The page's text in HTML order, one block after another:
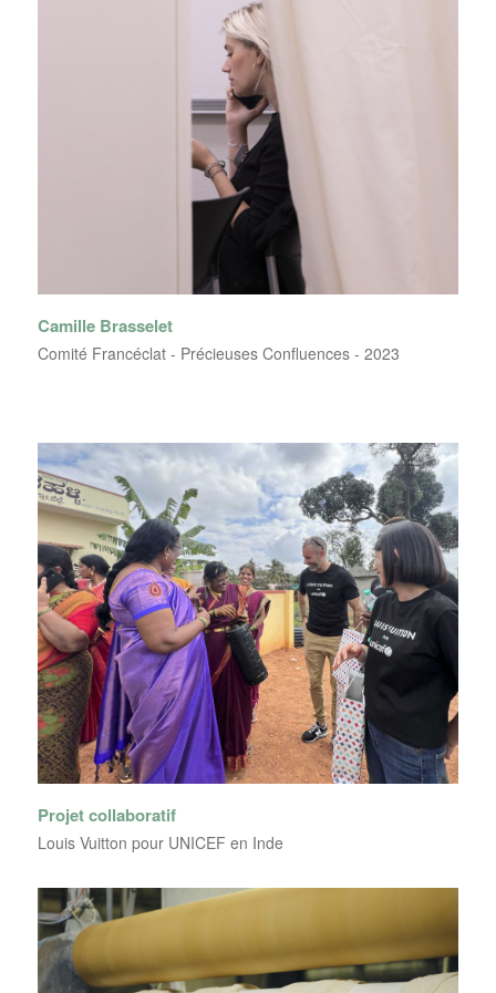
Camille Brasselet
Comité Francéclat - Précieuses Confluences - 2023
Projet collaboratif
Louis Vuitton pour UNICEF en Inde